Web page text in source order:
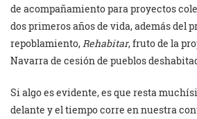
de acompañamiento para proyectos
dos primeros años de vida, además del
repoblamiento,Rehabitar, fruto de la
Navarra de cesión de pueblos
Si algo es evidente, es que resta
delante y el tiempo corre en nuestra